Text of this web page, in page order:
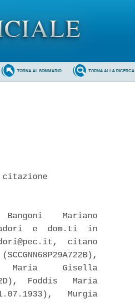
TORNA ALLA RICERCA
TORNA AL SOMMARIO
citazione
Bangoni    Mariano
e  dom.ti  in
citano
Maria     Gisella
Foddis   Maria
Murgia